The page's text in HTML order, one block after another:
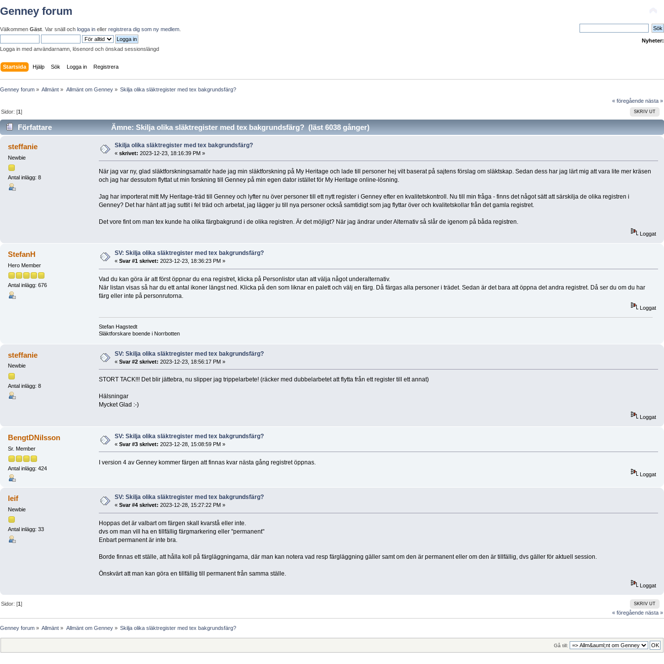
Genney forum
Välkommen Gäst . Var snäll och logga in eller registrera dig som ny medlem
Logga in med användarnamn, lösenord och önskad sessionslängd
Nyheter:
Startsida Hjälp Sök Logga in Registrera
Genney forum » Allmänt » Allmänt om Genney» Skilja olika släktregister med tex bakgrundsfärg?
« föregående nästa »
SKRIV UT
Sidor: [1]
Författare Ämne: Skilja olika släktregister med tex bakgrundsfärg? (läst 6038 gånger)
steffanie
Newbie
Antal inlägg: 8
Skilja olika släktregister med tex bakgrundsfärg?
« skrivet: 2023-12-23, 18:16:39 PM »
När jag var ny, glad släktforskningsamatör hade jag min släktforskning på My Heritage och lade till personer hej vilt baserat på sajtens förslag om släktskap. Sedan dess har jag lärt mig att vara lite mer kräsen
och jag har dessutom flyttat ut min forskning till Genney på min egen dator istället för My Heritage online-lösning.
Jag har importerat mitt My Heritage-träd till Genney och lyfter nu över personer till ett nytt register i Genney efter en kvalitetskontroll. Nu till min fråga - finns det något sätt att särskilja de olika registren i
Genney? Det har hänt att jag suttit i fel träd och arbetat, jag lägger ju till nya personer också samtidigt som jag flyttar över och kvalitetskollar från det gamla registret.
Det vore fint om man tex kunde ha olika färgbakgrund i de olika registren. Är det möjligt? När jag ändrar under Alternativ så slår de igenom på båda registren.
Loggat
StefanH
Hero Member
Antal inlägg: 676
SV: Skilja olika släktregister med tex bakgrundsfärg?
« Svar #1 skrivet: 2023-12-23, 18:36:23 PM »
Vad du kan göra är att först öppnar du ena registret, klicka på Personlistor utan att välja något underalternativ.
När listan visas så har du ett antal ikoner längst ned. Klicka på den som liknar en palett och välj en färg. Då färgas alla personer i trädet. Sedan är det bara att öppna det andra registret. Då ser du om du har
färg eller inte på personrutorna.
Loggat
Stefan Hagstedt
Släktforskare boende i Norrbotten
steffanie
Newbie
Antal inlägg: 8
SV: Skilja olika släktregister med tex bakgrundsfärg?
« Svar #2 skrivet: 2023-12-23, 18:56:17 PM »
STORT TACK!!! Det blir jättebra, nu slipper jag trippelarbete! (räcker med dubbelarbetet att flytta från ett register till ett annat)
Hälsningar
Mycket Glad :-)
Loggat
BengtDNilsson
Sr. Member
Antal inlägg: 424
SV: Skilja olika släktregister med tex bakgrundsfärg?
« Svar #3 skrivet: 2023-12-28, 15:08:59 PM »
I version 4 av Genney kommer färgen att finnas kvar nästa gång registret öppnas.
Loggat
leif
Newbie
Antal inlägg: 33
SV: Skilja olika släktregister med tex bakgrundsfärg?
« Svar #4 skrivet: 2023-12-28, 15:27:22 PM »
Hoppas det är valbart om färgen skall kvarstå eller inte.
dvs om man vill ha en tillfällig färgmarkering eller "permanent"
Enbart permanent är inte bra.
Borde finnas ett ställe, att hålla koll på färgläggningarna, där man kan notera vad resp färgläggning gäller samt om den är permanent eller om den är tillfällig, dvs gäller för aktuell session.
Önskvärt att man kan göra en tillfällig till permanent från samma ställe.
Loggat
SKRIV UT
Sidor: [1]
« föregående nästa »
Genney forum » Allmänt » Allmänt om Genney» Skilja olika släktregister med tex bakgrundsfärg?
Gå till: